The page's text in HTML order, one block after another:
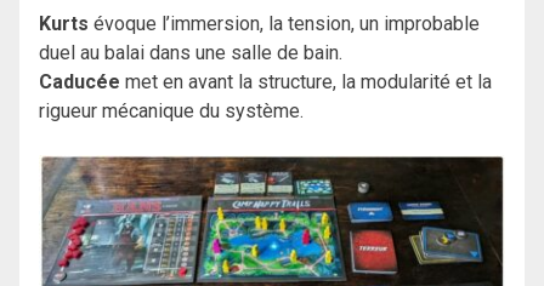
Kurts évoque l’immersion, la tension, un improbable
duel au balai dans une salle de bain.
Caducée met en avant la structure, la modularité et la
rigueur mécanique du système.